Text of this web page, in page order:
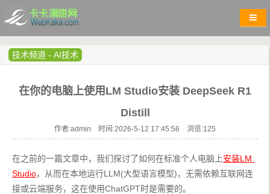
技术频道 - AI技术
在你的电脑上使用LM Studio安装 DeepSeek R1
Distill
作者:admin 时间:2026-5-12 17:45:56 浏览:125
在之前的一篇文章中，我们探讨了如何在标准个人电脑上安装LM
Studio，从而在本地运行LLM(大型语言模型)，无需依赖互联网连
接或云端服务，这在使用ChatGPT时是需要的。